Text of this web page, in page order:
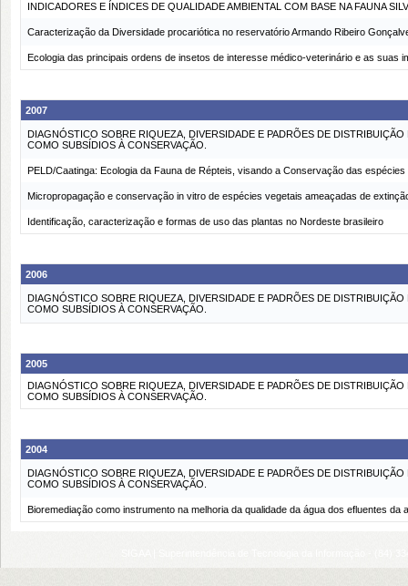
INDICADORES E ÍNDICES DE QUALIDADE AMBIENTAL COM BASE NA FAUNA
Caracterização da Diversidade procariótica no reservatório Armando Ribeiro
Ecologia das principais ordens de insetos de interesse médico-veterinário e as suas
2007
DIAGNÓSTICO SOBRE RIQUEZA, DIVERSIDADE E PADRÕES DE
COMO SUBSÍDIOS À CONSERVAÇÃO.
PELD/Caatinga: Ecologia da Fauna de Répteis, visando a Conservação das
Micropropagação e conservação in vitro de espécies vegetais ameaçadas de
Identificação, caracterização e formas de uso das plantas no Nordeste brasileiro
2006
DIAGNÓSTICO SOBRE RIQUEZA, DIVERSIDADE E PADRÕES DE
COMO SUBSÍDIOS À CONSERVAÇÃO.
2005
DIAGNÓSTICO SOBRE RIQUEZA, DIVERSIDADE E PADRÕES DE
COMO SUBSÍDIOS À CONSERVAÇÃO.
2004
DIAGNÓSTICO SOBRE RIQUEZA, DIVERSIDADE E PADRÕES DE
COMO SUBSÍDIOS À CONSERVAÇÃO.
Bioremediação como instrumento na melhoria da qualidade da água dos efluentes da